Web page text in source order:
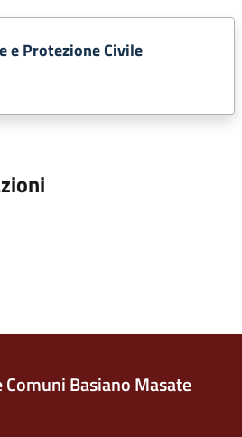
e Protezione Civile
Comuni Basiano Masate